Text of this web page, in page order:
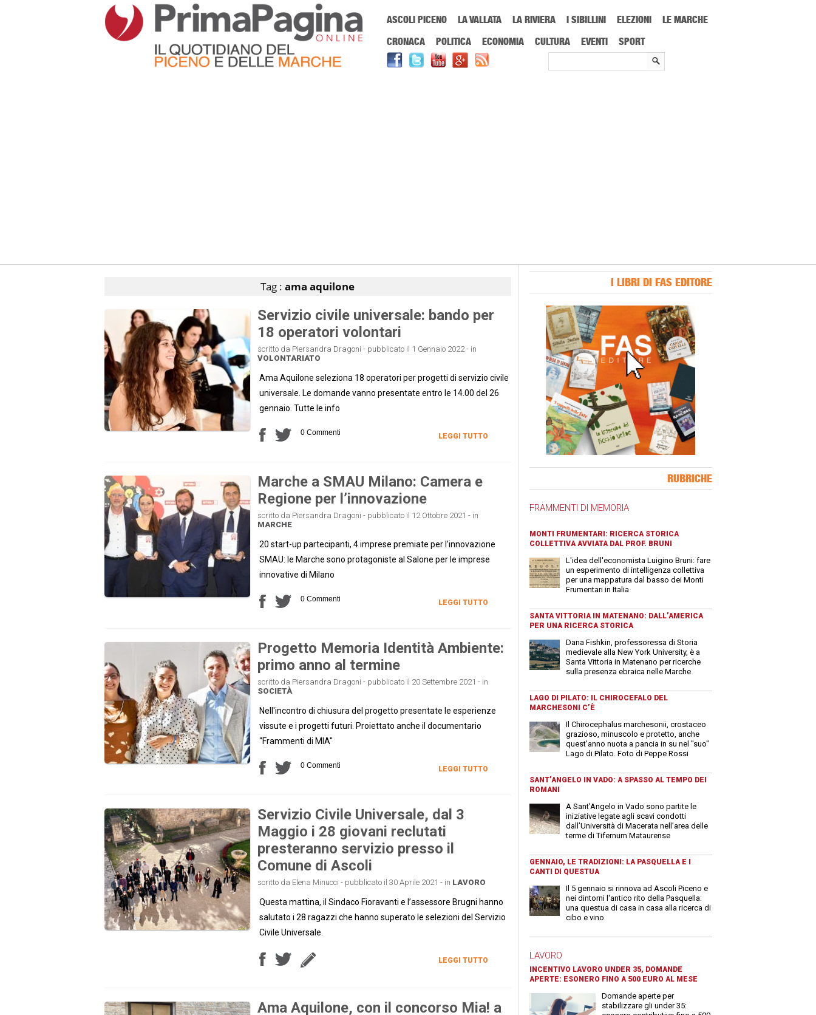
ASCOLI PICENO LA VALLATA LA RIVIERA I SIBILLINI ELEZIONI
LE MARCHE
CRONACA
POLITICA ECONOMIA CULTURA EVENTI SPORT
Tag : ama aquilone
Servizio civile universale: bando per
18 operatori volontari
scritto da Piersandra Dragoni - pubblicato il 1 Gennaio 2022 - in
VOLONTARIATO
Ama Aquilone seleziona 18 operatori per progetti di servizio civile
universale. Le domande vanno presentate entro le 14.00 del 26
gennaio. Tutte le info
0 Commenti LEGGI TUTTO
Marche a SMAU Milano: Camera e
Regione per l’innovazione
scritto da Piersandra Dragoni - pubblicato il 12 Ottobre 2021 - in
MARCHE
20 start-up partecipanti, 4 imprese premiate per l’innovazione
SMAU: le Marche sono protagoniste al Salone per le imprese
innovative di Milano
0 Commenti LEGGI TUTTO
Progetto Memoria Identità Ambiente:
primo anno al termine
scritto da Piersandra Dragoni - pubblicato il 20 Settembre 2021 - in
SOCIETÀ
Nell'incontro di chiusura del progetto presentate le esperienze
vissute e i progetti futuri. Proiettato anche il documentario
“Frammenti di MIA"
0 Commenti LEGGI TUTTO
Servizio Civile Universale, dal 3
Maggio i 28 giovani reclutati
presteranno servizio presso il
Comune di Ascoli
scritto da Elena Minucci - pubblicato il 30 Aprile 2021 - in LAVORO
Questa mattina, il Sindaco Fioravanti e l’assessore Brugni hanno
salutato i 28 ragazzi che hanno superato le selezioni del Servizio
Civile Universale.
LEGGI TUTTO
Ama Aquilone, con il concorso Mia! a
I LIBRI DI FAS EDITORE
RUBRICHE
FRAMMENTI DI MEMORIA
MONTI FRUMENTARI: RICERCA STORICA
COLLETTIVA AVVIATA DAL PROF. BRUNI
L'idea dell'economista Luigino Bruni: fare
un esperimento di intelligenza collettiva
per una mappatura dal basso dei Monti
Frumentari in Italia
SANTA VITTORIA IN MATENANO: DALL’AMERICA
PER UNA RICERCA STORICA
Dana Fishkin, professoressa di Storia
medievale alla New York University, è a
Santa Vittoria in Matenano per ricerche
sulla presenza ebraica nelle Marche
LAGO DI PILATO: IL CHIROCEFALO DEL
MARCHESONI C’È
Il Chirocephalus marchesonii, crostaceo
grazioso, minuscolo e protetto, anche
quest'anno nuota a pancia in su nel "suo"
Lago di Pilato. Foto di Peppe Rossi
SANT’ANGELO IN VADO: A SPASSO AL TEMPO DEI
ROMANI
A Sant’Angelo in Vado sono partite le
iniziative legate agli scavi condotti
dall’Università di Macerata nell’area delle
terme di Tifernum Mataurense
GENNAIO, LE TRADIZIONI: LA PASQUELLA E I
CANTI DI QUESTUA
Il 5 gennaio si rinnova ad Ascoli Piceno e
nei dintorni l'antico rito della Pasquella:
una questua di casa in casa alla ricerca di
cibo e vino
LAVORO
INCENTIVO LAVORO UNDER 35, DOMANDE
APERTE: ESONERO FINO A 500 EURO AL MESE
Domande aperte per
stabilizzare gli under 35: